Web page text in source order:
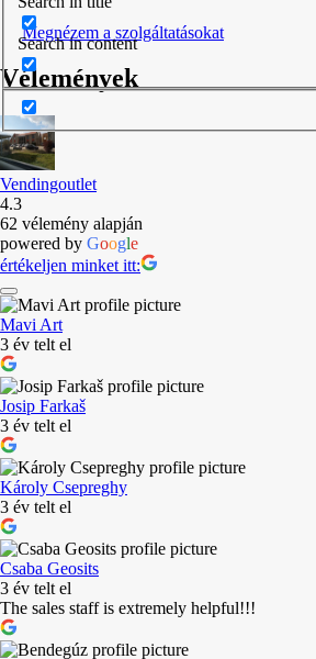
Search in content
Megnézem a szolgáltatásokat
Vélemények
Vendingoutlet
4.3
62 vélemény alapján
powered by Google
értékeljen minket itt:
Mavi Art
3 év telt el
Josip Farkaš
3 év telt el
Károly Csepreghy
3 év telt el
Csaba Geosits
3 év telt el
The sales staff is extremely helpful!!!